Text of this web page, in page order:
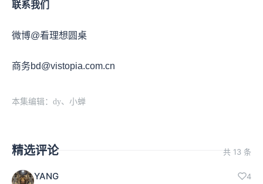
联系我们
微博@看理想圆桌
商务bd@vistopia.com.cn
本集编辑：dy、小蝉
精选评论 共 13 条
YANG 4